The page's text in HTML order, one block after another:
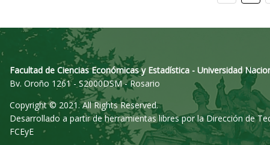
Facultad de Ciencias Económicas y Estadística - Universidad
Bv. Oroño 1261 - S2000DSM - Rosario
Copyright © 2021. All Rights Reserved.
Desarrollado a partir de herramientas libres por la Dirección de
FCEyE